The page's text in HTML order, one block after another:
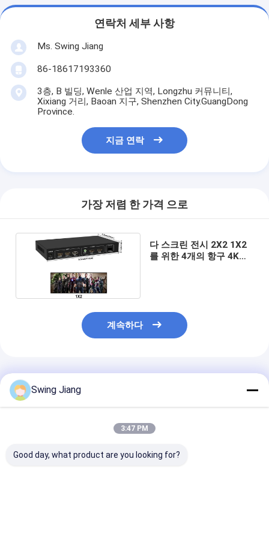
연락처 세부 사항
Ms. Swing Jiang
86-18617193360
3층, B 빌딩, Wenle 산업 지역, Longzhu 커뮤니티,
Xixiang 거리, Baoan 지구, Shenzhen City.GuangDong
Province.
지금 연락
가장 저렴 한 가격 으로
다 스크린 전시 2X2 1X2
를 위한 4개의 항구 4K
계속하다
추천된 제품
Swing Jiang
3:47 PM
Good day, what product are you looking for?